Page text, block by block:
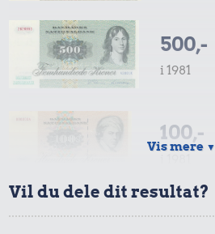
500,-
i 1981
100,-
50,-
Vis mere ▼
Vil du dele dit resultat?